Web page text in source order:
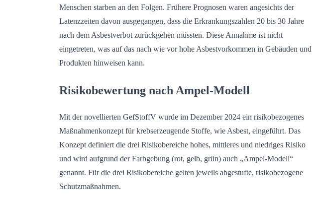
Menschen starben an den Folgen. Frühere Prognosen waren angesichts der
Latenzzeiten davon ausgegangen, dass die Erkrankungszahlen 20 bis 30 Jahre
nach dem Asbestverbot zurückgehen müssten. Diese Annahme ist nicht
eingetreten, was auf das nach wie vor hohe Asbestvorkommen in Gebäuden und
Produkten hinweisen kann.
Risikobewertung nach Ampel-Modell
Mit der novellierten GefStoffV wurde im Dezember 2024 ein risikobezogenes
Maßnahmenkonzept für krebserzeugende Stoffe, wie Asbest, eingeführt. Das
Konzept definiert die drei Risikobereiche hohes, mittleres und niedriges Risiko
und wird aufgrund der Farbgebung (rot, gelb, grün) auch „Ampel-Modell“
genannt. Für die drei Risikobereiche gelten jeweils abgestufte, risikobezogene
Schutzmaßnahmen.